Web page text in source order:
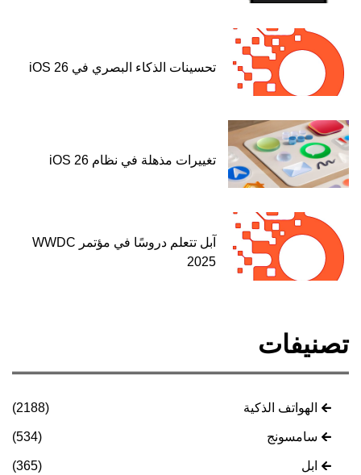
تحسينات الذكاء البصري في iOS 26
تغييرات مذهلة في نظام iOS 26
آبل تتعلم دروسًا في مؤتمر WWDC
2025
تصنيفات
الهواتف الذكية (2188)
سامسونج (534)
ابل (365)